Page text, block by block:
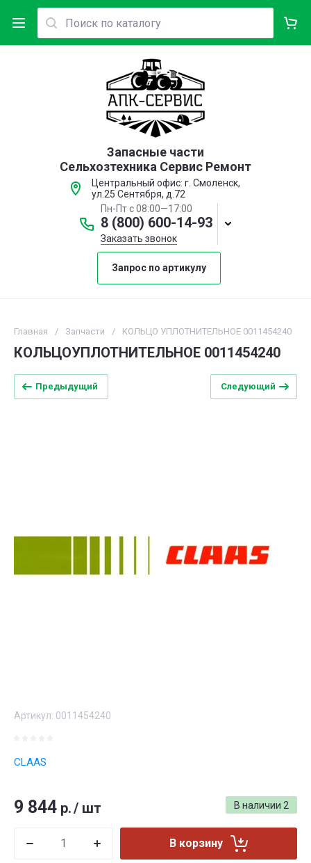
Запасные части
Сельхозтехника Сервис Ремонт
Центральный офис: г. Смоленск,
ул.25 Сентября, д.72
Пн-Пт с 08:00—17:00
8 (800) 600-14-93
Заказать звонок
Запрос по артикулу
Главная / Запчасти / КОЛЬЦО УПЛОТНИТЕЛЬНОЕ 0011454240
КОЛЬЦОУПЛОТНИТЕЛЬНОЕ 0011454240
Предыдущий Следующий
Артикул: 0011454240
CLAAS
В наличии 2
9 844 р./ шт
В корзину